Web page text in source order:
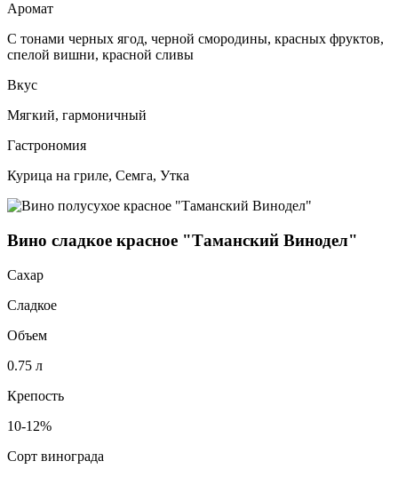
Аромат
С тонами черных ягод, черной смородины, красных фруктов,
спелой вишни, красной сливы
Вкус
Мягкий, гармоничный
Гастрономия
Курица на гриле, Семга, Утка
Вино сладкое красное "Таманский Винодел"
Сахар
Сладкое
Объем
0.75 л
Крепость
10-12%
Сорт винограда